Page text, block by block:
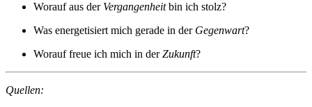
Worauf aus der Vergangenheitbin ich stolz?
Was energetisiert mich gerade in der Gegenwart?
Worauf freue ich mich in derZukunft?
Quellen: